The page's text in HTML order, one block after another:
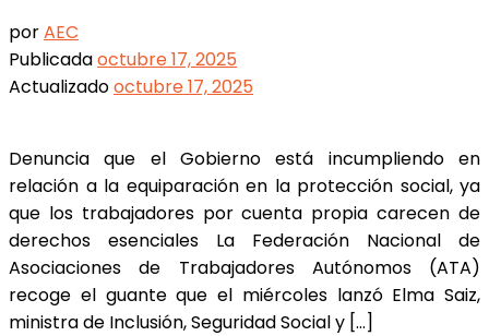
porAEC
Publicadaoctubre 17, 2025
Actualizadooctubre 17, 2025
Denuncia que el Gobierno está incumpliendo en
relación a la equiparación en la protección social, ya
que los trabajadores por cuenta propia carecen de
derechos esenciales La Federación Nacional de
Asociaciones de Trabajadores Autónomos (ATA)
recoge el guante que el miércoles lanzó Elma Saiz,
ministra de Inclusión, Seguridad Social y […]